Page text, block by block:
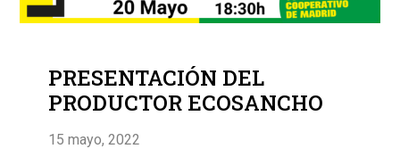
PRESENTACIÓN DEL
PRODUCTOR ECOSANCHO
15 mayo, 2022